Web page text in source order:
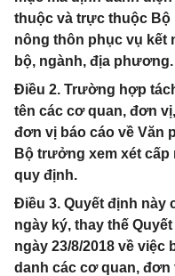
thuộc và trực thuộc Bộ
nông thôn phục vụ kết
bộ, ngành, địa phương.
Điều 2. Trường hợp
tên các cơ quan, đơn
đơn vị báo cáo về Văn
Bộ trưởng xem xét
quy định.
Điều 3. Quyết định này
ngày ký, thay thế
ngày 23/8/2018 về việc
danh các cơ quan,